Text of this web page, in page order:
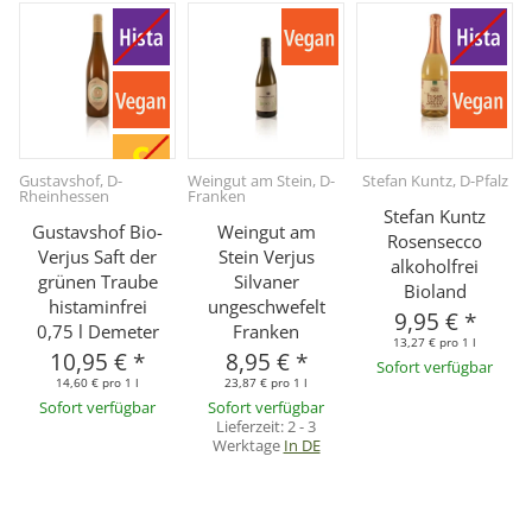
Gustavshof, D-
Rheinhessen
Gustavshof Bio-
Verjus Saft der
grünen Traube
histaminfrei
0,75 l Demeter
10,95 € *
14,60 € pro 1 l
Sofort verfügbar
Weingut am Stein, D-
Franken
Weingut am
Stein Verjus
Silvaner
ungeschwefelt
Franken
8,95 € *
23,87 € pro 1 l
Sofort verfügbar
Lieferzeit:2 - 3
Werktage In DE
Stefan Kuntz, D-Pfalz
Stefan Kuntz
Rosensecco
alkoholfrei
Bioland
9,95 € *
13,27 € pro 1 l
Sofort verfügbar